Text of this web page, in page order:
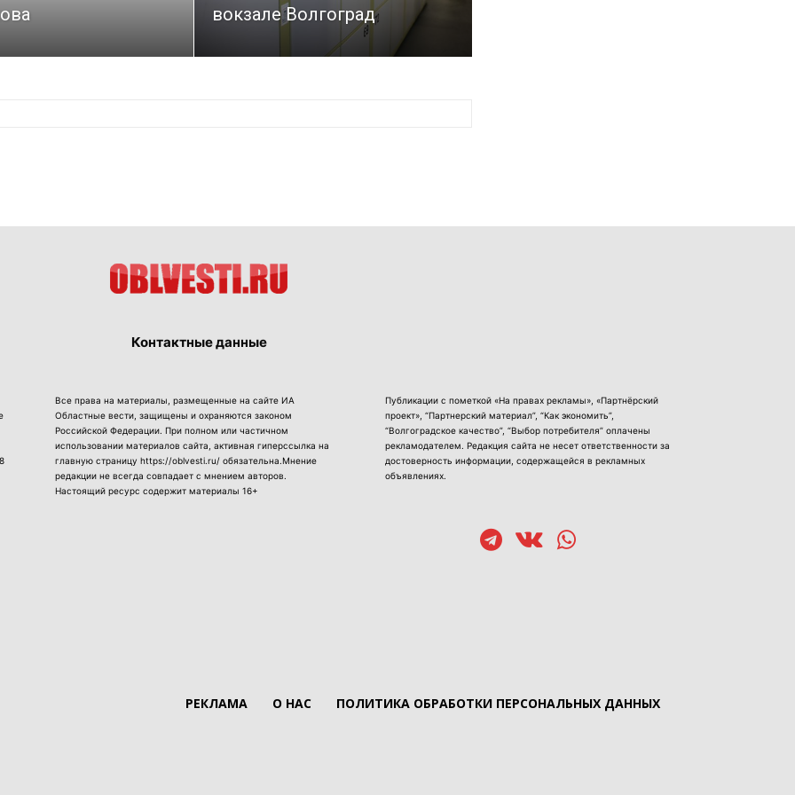
вокзале Волгоград
Контактные данные
Все права на материалы, размещенные на сайте ИА
Областные вести, защищены и охраняются законом
Российской Федерации. При полном или частичном
использовании материалов сайта, активная гиперссылка на
главную страницу https://oblvesti.ru/ обязательна.Мнение
редакции не всегда совпадает с мнением авторов.
Настоящий ресурс содержит материалы 16+
Публикации с пометкой «На правах рекламы», «Партнёрский
проект», “Партнерский материал”, “Как экономить”,
“Волгоградское качество”, “Выбор потребителя” оплачены
рекламодателем. Редакция сайта не несет ответственности за
достоверность информации, содержащейся в рекламных
объявлениях.
РЕКЛАМА О НАС ПОЛИТИКА ОБРАБОТКИ ПЕРСОНАЛЬНЫХ ДАННЫХ